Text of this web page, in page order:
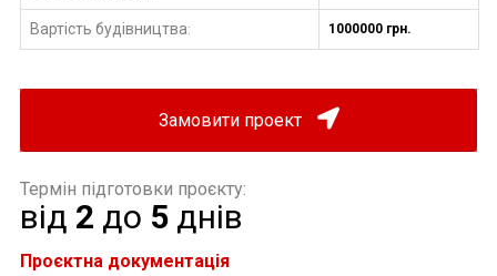
Вартість будівництва: 1000000 грн.
Замовити проект
Термін підготовки проєкту:
від 2 до 5 днів
Проєктна документація